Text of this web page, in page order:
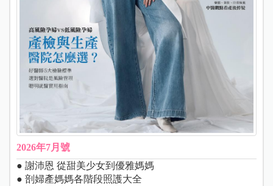
2026年7月號
● 謝沛恩 從甜美少女到優雅媽媽
● 剖婦產媽媽各階段照護大全